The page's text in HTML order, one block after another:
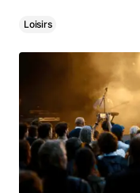
Loisirs